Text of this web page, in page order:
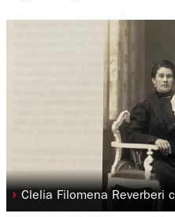
◗ Clelia Filomena Reverberi